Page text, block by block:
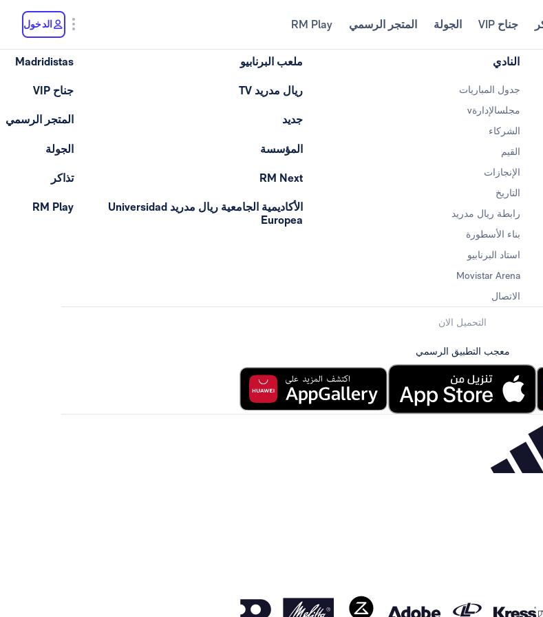
جناح VIP الجولة المتجر الرسمي RM Play الدخول
النادي
جدول المباريات
مجلسالإدارةv
الشركاء
القيم
الإنجازات
التاريخ
رابطة ريال مدريد
بناء الأسطورة
استاد البرنابيو
Movistar Arena
الاتصال
ملعب البرنابيو
ريال مدريد TV
جديد
المؤسسة
RM Next
الأكاديمية الجامعية ريال مدريد Universidad
Europea
Madridistas
جناح VIP
المتجر الرسمي
الجولة
تذاكر
RM Play
التحميل الان
معجب التطبيق الرسمي